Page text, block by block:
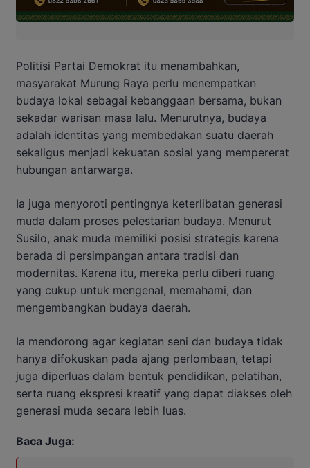
Politisi Partai Demokrat itu menambahkan,
masyarakat Murung Raya perlu menempatkan
budaya lokal sebagai kebanggaan bersama, bukan
sekadar warisan masa lalu. Menurutnya, budaya
adalah identitas yang membedakan suatu daerah
sekaligus menjadi kekuatan sosial yang mempererat
hubungan antarwarga.
Ia juga menyoroti pentingnya keterlibatan generasi
muda dalam proses pelestarian budaya. Menurut
Susilo, anak muda memiliki posisi strategis karena
berada di persimpangan antara tradisi dan
modernitas. Karena itu, mereka perlu diberi ruang
yang cukup untuk mengenal, memahami, dan
mengembangkan budaya daerah.
Ia mendorong agar kegiatan seni dan budaya tidak
hanya difokuskan pada ajang perlombaan, tetapi
juga diperluas dalam bentuk pendidikan, pelatihan,
serta ruang ekspresi kreatif yang dapat diakses oleh
generasi muda secara lebih luas.
Baca Juga: